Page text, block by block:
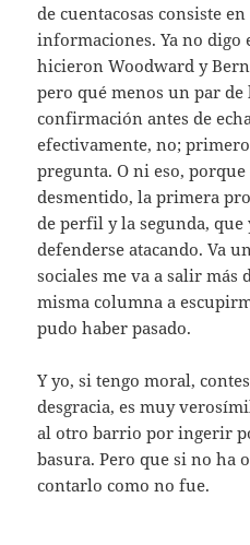
de cuentacosas consiste
informaciones. Ya no digo
hicieron Woodward y
pero qué menos un par de
confirmación antes de
efectivamente, no;
pregunta. O ni eso,
desmentido, la primera
de perfil y la segunda,
defenderse atacando. Va
sociales me va a salir más
misma columna a
pudo haber pasado.
Y yo, si tengo moral,
desgracia, es muy
al otro barrio por ingerir
basura. Pero que si no ha
contarlo como no fue.